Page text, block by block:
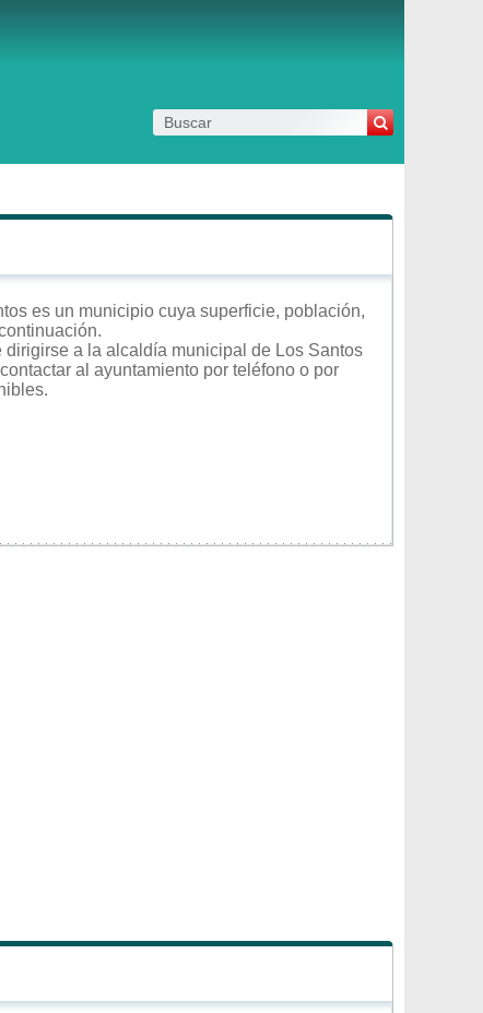
es un municipio cuya superficie, población,
a la alcaldía municipal de Los Santos
al ayuntamiento por teléfono o por